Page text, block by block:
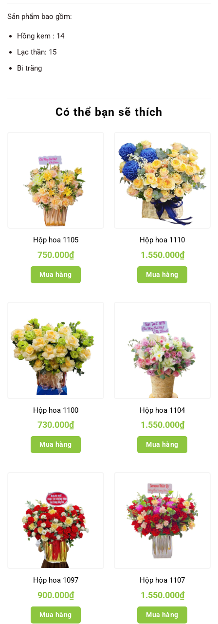
Sản phẩm bao gồm:
Hồng kem : 14
Lạc thần: 15
Bi trắng
Có thể bạn sẽ thích
Hộp hoa 1105
750.000₫
Mua hàng
Hộp hoa 1110
1.550.000₫
Mua hàng
Hộp hoa 1100
730.000₫
Mua hàng
Hộp hoa 1104
1.550.000₫
Mua hàng
Hộp hoa 1097
900.000₫
Mua hàng
Hộp hoa 1107
1.550.000₫
Mua hàng